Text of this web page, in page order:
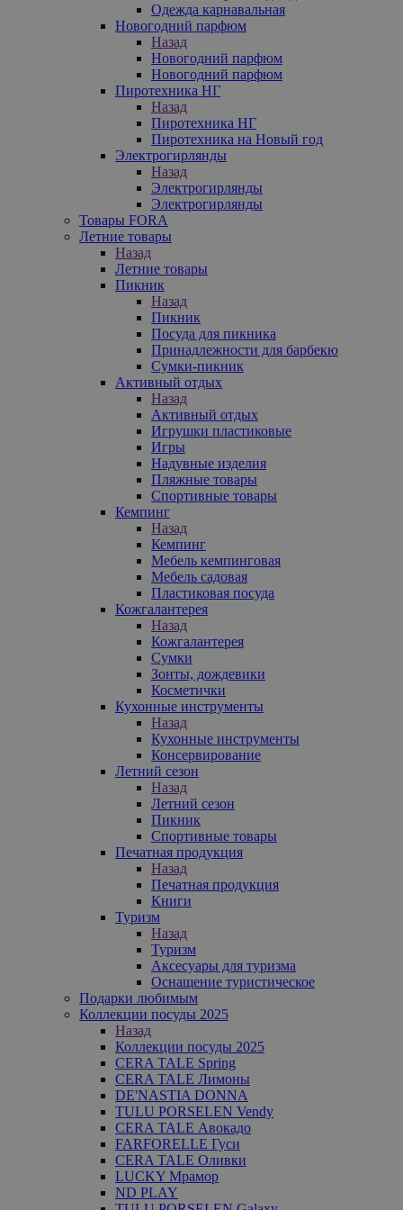
Одежда карнавальная
Новогодний парфюм
Назад
Новогодний парфюм
Новогодний парфюм
Пиротехника НГ
Назад
Пиротехника НГ
Пиротехника на Новый год
Электрогирлянды
Назад
Электрогирлянды
Электрогирлянды
Товары FORA
Летние товары
Назад
Летние товары
Пикник
Назад
Пикник
Посуда для пикника
Принадлежности для барбекю
Сумки-пикник
Активный отдых
Назад
Активный отдых
Игрушки пластиковые
Игры
Надувные изделия
Пляжные товары
Спортивные товары
Кемпинг
Назад
Кемпинг
Мебель кемпинговая
Мебель садовая
Пластиковая посуда
Кожгалантерея
Назад
Кожгалантерея
Сумки
Зонты, дождевики
Косметички
Кухонные инструменты
Назад
Кухонные инструменты
Консервирование
Летний сезон
Назад
Летний сезон
Пикник
Спортивные товары
Печатная продукция
Назад
Печатная продукция
Книги
Туризм
Назад
Туризм
Аксесуары для туризма
Оснащение туристическое
Подарки любимым
Коллекции посуды 2025
Назад
Коллекции посуды 2025
CERA TALE Spring
CERA TALE Лимоны
DE'NASTIA DONNA
TULU PORSELEN Vendy
CERA TALE Авокадо
FARFORELLE Гуси
CERA TALE Оливки
LUCKY Мрамор
ND PLAY